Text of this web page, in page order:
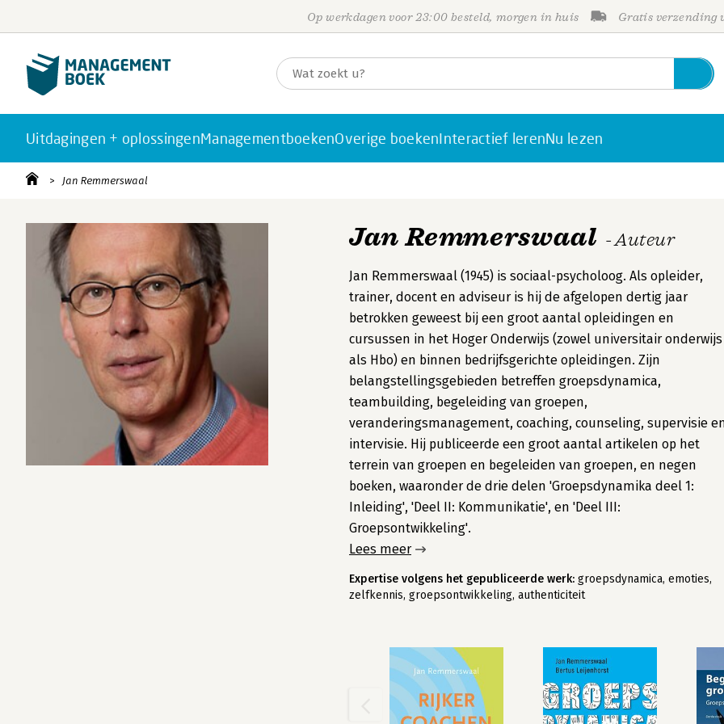
Op werkdagen voor 23:00 besteld, morgen in huis Gratis verzending
Uitdagingen + oplossingenManagementboekenOverige boekenInteractief lerenNu lezen
Jan Remmerswaal
Jan Remmerswaal - Auteur
Jan Remmerswaal (1945) is sociaal-psycholoog. Als opleider,
trainer, docent en adviseur is hij de afgelopen dertig jaar
betrokken geweest bij een groot aantal opleidingen en
cursussen in het Hoger Onderwijs (zowel universitair onderwijs
als Hbo) en binnen bedrijfsgerichte opleidingen. Zijn
belangstellingsgebieden betreffen groepsdynamica,
teambuilding, begeleiding van groepen,
veranderingsmanagement, coaching, counseling, supervisie
intervisie. Hij publiceerde een groot aantal artikelen op het
terrein van groepen en begeleiden van groepen, en negen
boeken, waaronder de drie delen 'Groepsdynamika deel 1:
Inleiding', 'Deel II: Kommunikatie', en 'Deel III:
Groepsontwikkeling'.
Lees meer
Expertise volgens het gepubliceerde werk: groepsdynamica, emoties,
zelfkennis, groepsontwikkeling, authenticiteit